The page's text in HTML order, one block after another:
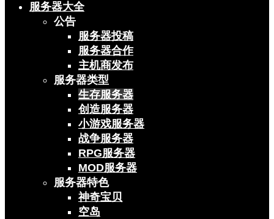
服务器大全
公告
服务器投稿
服务器合作
主机商发布
服务器类型
生存服务器
创造服务器
小游戏服务器
战争服务器
RPG服务器
MOD服务器
服务器特色
神奇宝贝
空岛